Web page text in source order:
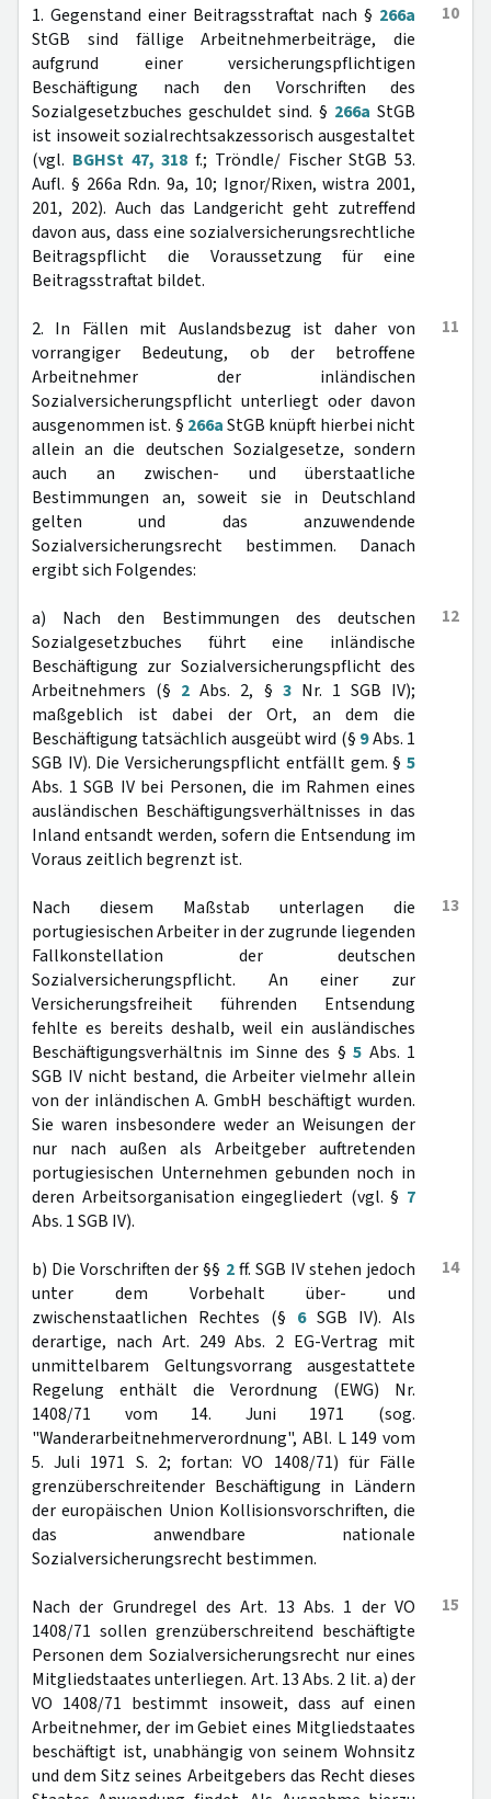
10
1. Gegenstand einer Beitragsstraftat nach § 266a
StGB sind fällige Arbeitnehmerbeiträge, die
aufgrund einer versicherungspflichtigen
Beschäftigung nach den Vorschriften des
Sozialgesetzbuches geschuldet sind. § 266a StGB
ist insoweit sozialrechtsakzessorisch ausgestaltet
(vgl. BGHSt 47, 318 f.; Tröndle/ Fischer StGB 53.
Aufl. § 266a Rdn. 9a, 10; Ignor/Rixen, wistra 2001,
201, 202). Auch das Landgericht geht zutreffend
davon aus, dass eine sozialversicherungsrechtliche
Beitragspflicht die Voraussetzung für eine
Beitragsstraftat bildet.
11
2. In Fällen mit Auslandsbezug ist daher von
vorrangiger Bedeutung, ob der betroffene
Arbeitnehmer der inländischen
Sozialversicherungspflicht unterliegt oder davon
ausgenommen ist. § 266aStGB knüpft hierbei nicht
allein an die deutschen Sozialgesetze, sondern
auch an zwischen- und überstaatliche
Bestimmungen an, soweit sie in Deutschland
gelten und das anzuwendende
Sozialversicherungsrecht bestimmen. Danach
ergibt sich Folgendes:
12
a) Nach den Bestimmungen des deutschen
Sozialgesetzbuches führt eine inländische
Beschäftigung zur Sozialversicherungspflicht des
Arbeitnehmers (§ 2 Abs. 2, § 3Nr. 1 SGB IV);
maßgeblich ist dabei der Ort, an dem die
Beschäftigung tatsächlich ausgeübt wird (§ 9Abs. 1
SGB IV). Die Versicherungspflicht entfällt gem. § 5
Abs. 1 SGB IV bei Personen, die im Rahmen eines
ausländischen Beschäftigungsverhältnisses in das
Inland entsandt werden, sofern die Entsendung im
Voraus zeitlich begrenzt ist.
13
Nach diesem Maßstab unterlagen die
portugiesischen Arbeiter in der zugrunde liegenden
Fallkonstellation der deutschen
Sozialversicherungspflicht. An einer zur
Versicherungsfreiheit führenden Entsendung
fehlte es bereits deshalb, weil ein ausländisches
Beschäftigungsverhältnis im Sinne des §5 Abs. 1
SGB IV nicht bestand, die Arbeiter vielmehr allein
von der inländischen A. GmbH beschäftigt wurden.
Sie waren insbesondere weder an Weisungen der
nur nach außen als Arbeitgeber auftretenden
portugiesischen Unternehmen gebunden noch in
deren Arbeitsorganisation eingegliedert (vgl. § 7
Abs. 1 SGB IV).
14
b) Die Vorschriften der §§ 2ff. SGB IV stehen jedoch
unter dem Vorbehalt über- und
zwischenstaatlichen Rechtes (§ 6SGB IV). Als
derartige, nach Art. 249 Abs. 2 EG-Vertrag mit
unmittelbarem Geltungsvorrang ausgestattete
Regelung enthält die Verordnung (EWG) Nr.
1408/71 vom 14. Juni 1971 (sog.
"Wanderarbeitnehmerverordnung", ABl. L 149 vom
5. Juli 1971 S. 2; fortan: VO 1408/71) für Fälle
grenzüberschreitender Beschäftigung in Ländern
der europäischen Union Kollisionsvorschriften, die
das anwendbare nationale
Sozialversicherungsrecht bestimmen.
15
Nach der Grundregel des Art. 13 Abs. 1 der VO
1408/71 sollen grenzüberschreitend beschäftigte
Personen dem Sozialversicherungsrecht nur eines
Mitgliedstaates unterliegen. Art. 13 Abs. 2 lit. a) der
VO 1408/71 bestimmt insoweit, dass auf einen
Arbeitnehmer, der im Gebiet eines Mitgliedstaates
beschäftigt ist, unabhängig von seinem Wohnsitz
und dem Sitz seines Arbeitgebers das Recht dieses